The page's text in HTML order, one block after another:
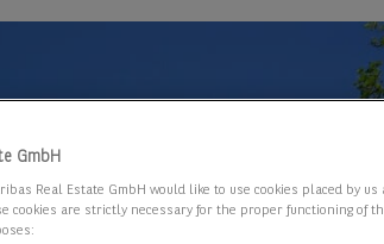
GmbH
Real Estate GmbH would like to use cookies placed by
cookies are strictly necessary for the proper functioning of